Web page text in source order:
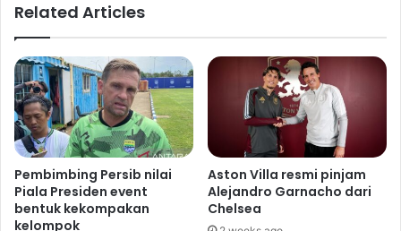
Related Articles
Pembimbing Persib nilai
Piala Presiden event
bentuk kekompakan
kelompok
Aston Villa resmi pinjam
Alejandro Garnacho dari
Chelsea